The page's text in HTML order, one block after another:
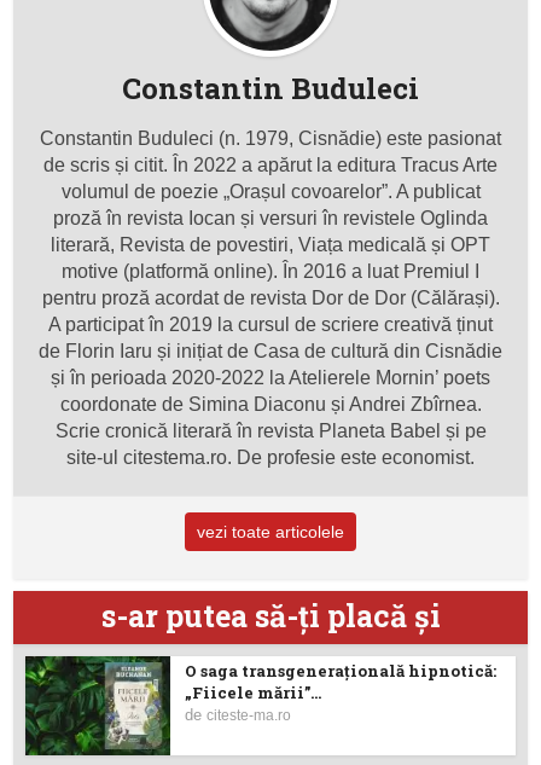
Constantin Buduleci
Constantin Buduleci (n. 1979, Cisnădie) este pasionat
de scris și citit. În 2022 a apărut la editura Tracus Arte
volumul de poezie „Orașul covoarelor”. A publicat
proză în revista Iocan și versuri în revistele Oglinda
literară, Revista de povestiri, Viața medicală și OPT
motive (platformă online). În 2016 a luat Premiul I
pentru proză acordat de revista Dor de Dor (Călărași).
A participat în 2019 la cursul de scriere creativă ținut
de Florin Iaru și inițiat de Casa de cultură din Cisnădie
și în perioada 2020-2022 la Atelierele Mornin’ poets
coordonate de Simina Diaconu și Andrei Zbîrnea.
Scrie cronică literară în revista Planeta Babel și pe
site-ul citestema.ro. De profesie este economist.
vezi toate articolele
s-ar putea să-ţi placă şi
O saga transgenerațională hipnotică:
„Fiicele mării”...
deciteste-ma.ro